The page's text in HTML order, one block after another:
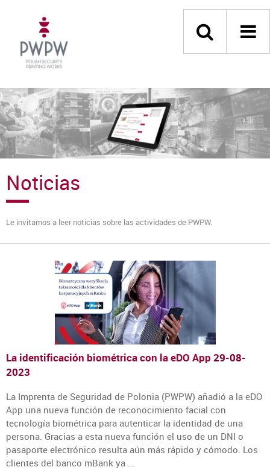
Noticias
Le invitamos a leer noticias sobre las actividades de PWPW.
La identificación biométrica con la eDO App 29-08-
2023
La Imprenta de Seguridad de Polonia (PWPW) añadió a la eDO
App una nueva función de reconocimiento facial con
tecnología biométrica para autenticar la identidad de una
persona. Gracias a esta nueva función el uso de un DNI o
pasaporte electrónico resulta aún más rápido y cómodo. Los
clientes del banco mBank ya ...